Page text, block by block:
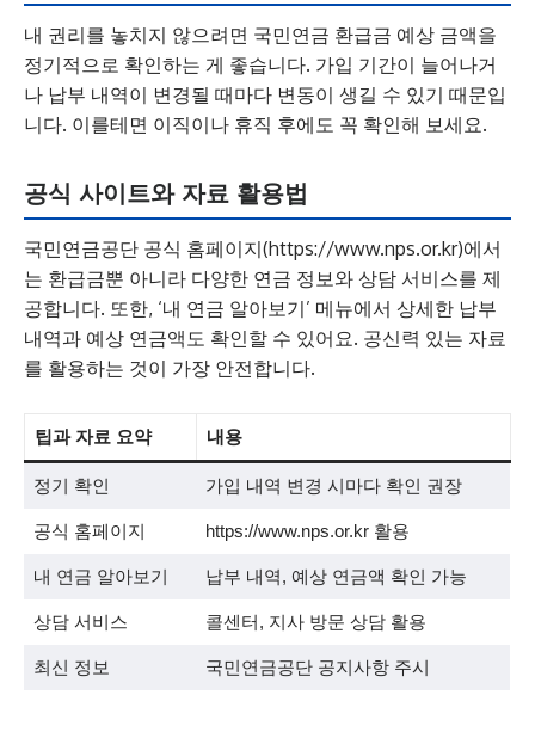
내 권리를 놓치지 않으려면 국민연금 환급금 예상 금액을
정기적으로 확인하는 게 좋습니다. 가입 기간이 늘어나거
나 납부 내역이 변경될 때마다 변동이 생길 수 있기 때문입
니다. 이를테면 이직이나 휴직 후에도 꼭 확인해 보세요.
공식 사이트와 자료 활용법
국민연금공단 공식 홈페이지(https://www.nps.or.kr)에서
는 환급금뿐 아니라 다양한 연금 정보와 상담 서비스를 제
공합니다. 또한, ‘내 연금 알아보기’ 메뉴에서 상세한 납부
내역과 예상 연금액도 확인할 수 있어요. 공신력 있는 자료
를 활용하는 것이 가장 안전합니다.
팁과 자료 요약 내용
정기 확인 가입 내역 변경 시마다 확인 권장
공식 홈페이지 https://www.nps.or.kr 활용
내 연금 알아보기 납부 내역, 예상 연금액 확인 가능
상담 서비스 콜센터, 지사 방문 상담 활용
최신 정보 국민연금공단 공지사항 주시